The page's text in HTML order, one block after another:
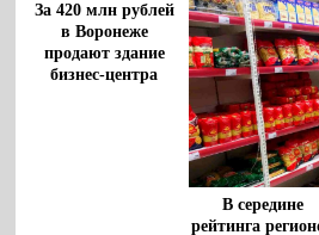
Воронеже
За 420 млн рублей
в Воронеже
продают здание
бизнес-центра
В середине
рейтинга